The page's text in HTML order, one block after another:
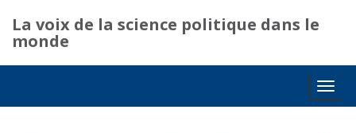
La voix de la science politique dans le
monde